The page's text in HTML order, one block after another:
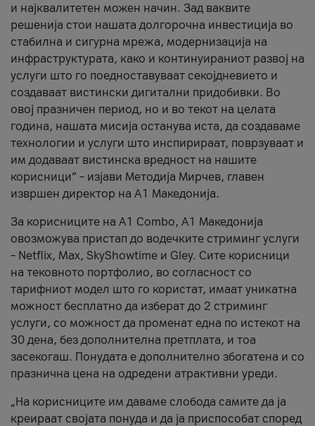
и најквалитетен можен начин. Зад ваквите
решенија стои нашата долгорочна инвестиција во
стабилна и сигурна мрежа, модернизација на
инфраструктурата, како и континуираниот развој на
услуги што го поедноставуваат секојдневието и
создаваат вистински дигитални придобивки. Во
овој празничен период, но и во текот на целата
година, нашата мисија останува иста, да создаваме
технологии и услуги што инспирираат, поврзуваат и
им додаваат вистинска вредност на нашите
корисници“ – изјави Методија Мирчев, главен
извршен директор на А1 Македонија.
За корисниците на A1 Combo, А1 Македонија
овозможува пристап до водечките стриминг услуги
– Netflix, Max, SkyShowtime и Gley. Сите корисници
на тековното портфолио, во согласност со
тарифниот модел што го користат, имаат уникатна
можност бесплатно да изберат до 2 стриминг
услуги, со можност да променат една по истекот на
30 дена, без дополнителна претплата, и тоа
засекогаш. Понудата е дополнително збогатена и со
празнична цена на одредени атрактивни уреди.
„На корисниците им даваме слобода самите да ја
креираат својата понуда и да ја приспособат според